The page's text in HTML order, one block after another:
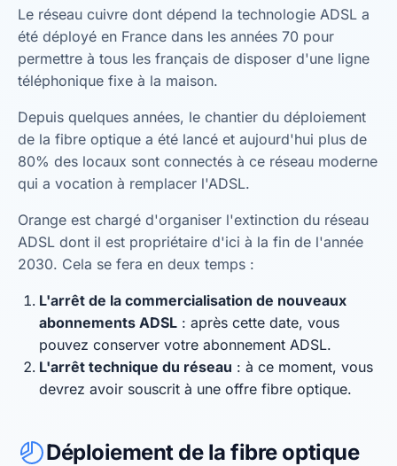
Le réseau cuivre dont dépend la technologie ADSL a
été déployé en France dans les années 70 pour
permettre à tous les français de disposer d'une ligne
téléphonique fixe à la maison.
Depuis quelques années, le chantier du déploiement
de la fibre optique a été lancé et aujourd'hui plus de
80% des locaux sont connectés à ce réseau moderne
qui a vocation à remplacer l'ADSL.
Orange est chargé d'organiser l'extinction du réseau
ADSL dont il est propriétaire d'ici à la fin de l'année
2030. Cela se fera en deux temps :
L'arrêt de la commercialisation de nouveaux
abonnements ADSL : après cette date, vous
pouvez conserver votre abonnement ADSL.
L'arrêt technique du réseau : à ce moment, vous
devrez avoir souscrit à une offre fibre optique.
Déploiement de la fibre optique